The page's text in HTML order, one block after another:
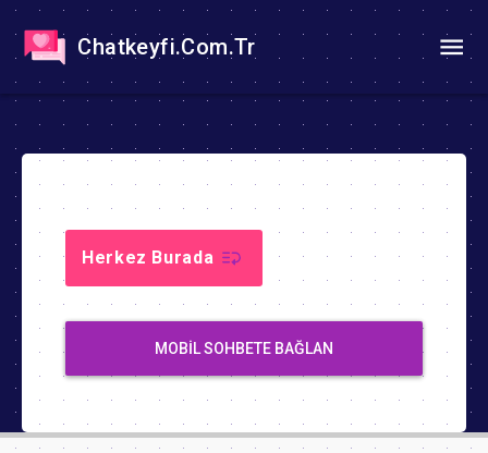
Chatkeyfi.Com.Tr
Herkez Burada
MOBIL SOHBETE BAĞLAN